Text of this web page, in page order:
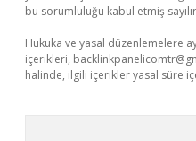
bu sorumluluğu kabul etmiş
Hukuka ve yasal düzenlemelere
içerikleri,
halinde, ilgili içerikler yasal süre